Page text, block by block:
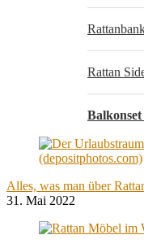
Rattan
Alles, was man über
31. Mai 2022